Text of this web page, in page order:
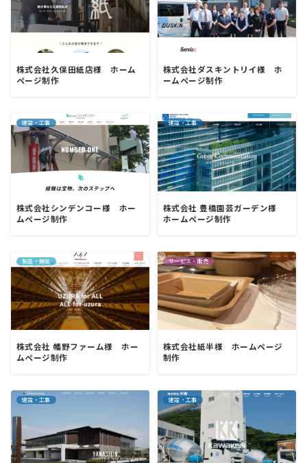
株式会社久保田紙店様 ホーム
ページ制作
株式会社ダスキントリイ様 ホ
ームページ制作
建設・工事
株式会社シンデンコー様 ホー
ムページ制作
建設・工事
株式会社 豊橋園芸ガーデン様
ホームページ制作
製造・開発
株式会社 幡野ファーム様 ホー
ムページ制作
サービス・販売
株式会社紙半様 ホームページ
制作
建設・工事 建設・工事